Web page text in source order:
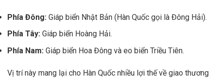
Phía Đông: Giáp biển Nhật Bản (Hàn Quốc gọi là Đông Hải).
Phía Tây: Giáp biển Hoàng Hải.
Phía Nam: Giáp biển Hoa Đông và eo biển Triều Tiên.
Vị trí này mang lại cho Hàn Quốc nhiều lợi thế về giao thương